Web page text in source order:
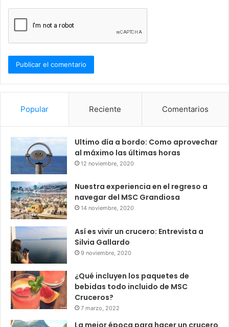
Popular Reciente Comentarios
Ultimo día a bordo: Como aprovechar
al máximo las últimas horas
12 noviembre, 2020
Nuestra experiencia en el regreso a
navegar del MSC Grandiosa
14 noviembre, 2020
Así es vivir un crucero: Entrevista a
Silvia Gallardo
9 noviembre, 2020
¿Qué incluyen los paquetes de
bebidas todo incluido de MSC
Cruceros?
7 marzo, 2022
La mejor época para hacer un crucero